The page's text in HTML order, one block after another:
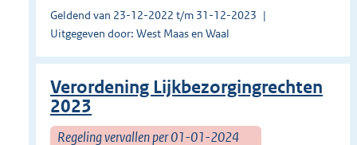
Geldend van 23-12-2022 t/m 31-12-2023
Uitgegeven door: West Maas en Waal
Verordening Lijkbezorgingrechten
2023
Regeling vervallen per 01-01-2024